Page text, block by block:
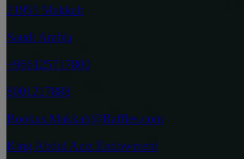
21955 Makkah
Saudi Arabia
+966125717800
8001217888
Bookus.Makkah@Raffles.com
King Abdul Aziz Endowment